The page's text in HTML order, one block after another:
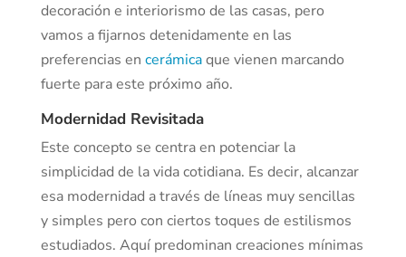
decoración e interiorismo de las casas, pero
vamos a fijarnos detenidamente en las
preferencias en cerámicaque vienen marcando
fuerte para este próximo año.
Modernidad Revisitada
Este concepto se centra en potenciar la
simplicidad de la vida cotidiana. Es decir, alcanzar
esa modernidad a través de líneas muy sencillas
y simples pero con ciertos toques de estilismos
estudiados. Aquí predominan creaciones mínimas